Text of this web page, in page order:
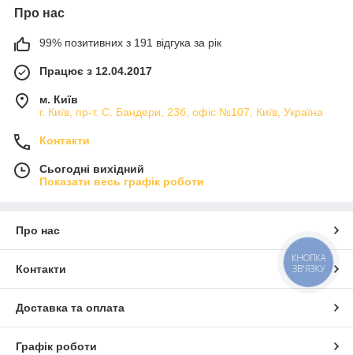
Про нас
99% позитивних з 191 відгука за рік
Працює з 12.04.2017
м. Київ
г. Київ, пр-т. С. Бандери, 23б, офіс №107, Київ, Україна
Контакти
Сьогодні вихідний
Показати весь графік роботи
Про нас
Контакти
Доставка та оплата
Графік роботи
КНОПКА
ЗВ'ЯЗКУ